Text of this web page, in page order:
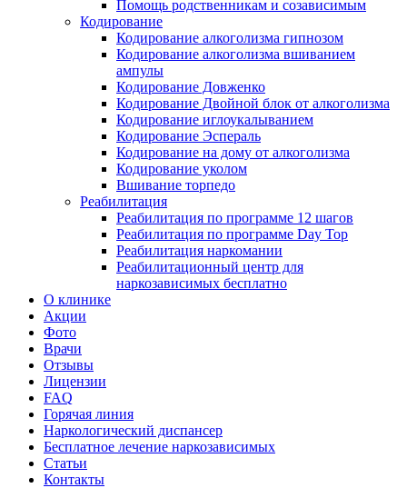
Помощь родственникам и созависимым
Кодирование
Кодирование алкоголизма гипнозом
Кодирование алкоголизма вшиванием
ампулы
Кодирование Довженко
Кодирование Двойной блок от алкоголизма
Кодирование иглоукалыванием
Кодирование Эспераль
Кодирование на дому от алкоголизма
Кодирование уколом
Вшивание торпедо
Реабилитация
Реабилитация по программе 12 шагов
Реабилитация по программе Day Top
Реабилитация наркомании
Реабилитационный центр для
наркозависимых бесплатно
О клинике
Акции
Фото
Врачи
Отзывы
Лицензии
FAQ
Горячая линия
Наркологический диспансер
Бесплатное лечение наркозависимых
Статьи
Контакты